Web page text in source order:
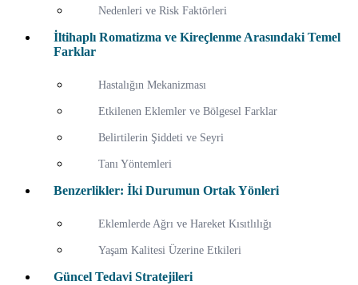
Nedenleri ve Risk Faktörleri
İltihaplı Romatizma ve Kireçlenme Arasındaki Temel
Farklar
Hastalığın Mekanizması
Etkilenen Eklemler ve Bölgesel Farklar
Belirtilerin Şiddeti ve Seyri
Tanı Yöntemleri
Benzerlikler: İki Durumun Ortak Yönleri
Eklemlerde Ağrı ve Hareket Kısıtlılığı
Yaşam Kalitesi Üzerine Etkileri
Güncel Tedavi Stratejileri